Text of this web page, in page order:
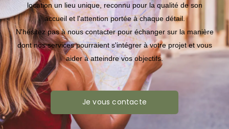
location un lieu unique, reconnu pour la qualité de son
accueil et l'attention portée à chaque détail.
N'hésitez pas à nous contacter pour échanger sur la manière
dont nos services pourraient s'intégrer à votre projet et vous
aider à atteindre vos objectifs.
Je vous contacte